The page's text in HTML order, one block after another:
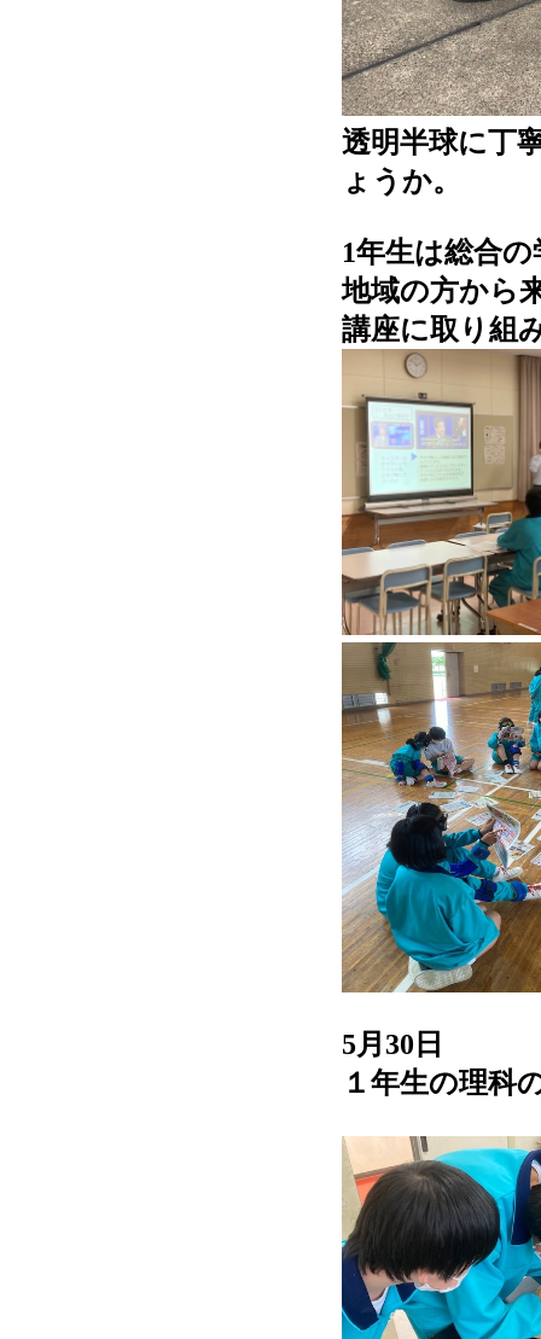
透明半球に丁
ょうか。
1年生は総合
地域の方から
講座に取り組
5月30日
１年生の理科